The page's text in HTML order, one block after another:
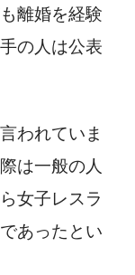
離婚を経験
の人は公表
われていま
は一般の人
女子レスラ
あったとい